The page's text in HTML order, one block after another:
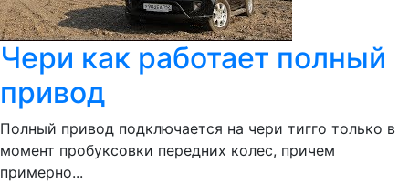
Чери как работает полный
привод
Полный привод подключается на чери тигго только в
момент пробуксовки передних колес, причем
примерно...